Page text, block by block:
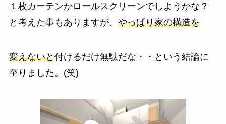
１枚カーテンかロールスクリーンでしようかな？
と考えた事もありますが、 やっぱり家の構造を
変えないと付けるだけ無駄だな・・という結論に
至りました。(笑)